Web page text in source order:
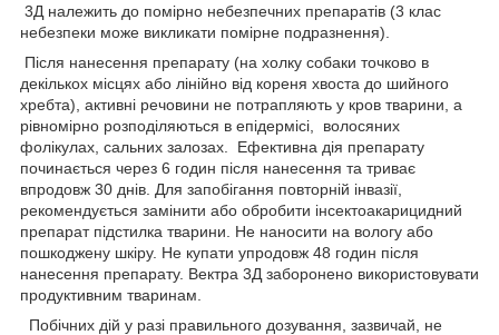
3Д належить до помірно небезпечних препаратів (3 клас
небезпеки може викликати помірне подразнення).
Після нанесення препарату (на холку собаки точково в
декількох місцях або лінійно від кореня хвоста до шийного
хребта), активні речовини не потрапляють у кров тварини, а
рівномірно розподіляються в епідермісі, волосяних
фолікулах, сальних залозах. Ефективна дія препарату
починається через 6 годин після нанесення та триває
впродовж 30 днів. Для запобігання повторній інвазії,
рекомендується замінити або обробити інсектоакарицидний
препарат підстилка тварини. Не наносити на вологу або
пошкоджену шкіру. Не купати упродовж 48 годин після
нанесення препарату. Вектра 3Д заборонено використовувати
продуктивним тваринам.
Побічних дій у разі правильного дозування, зазвичай, не